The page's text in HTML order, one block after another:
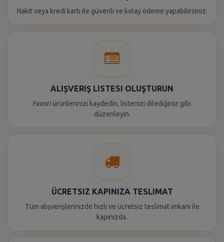
Nakit veya kredi kartı ile güvenli ve kolay ödeme yapabilirsiniz.
ALIŞVERIŞ LISTESI OLUŞTURUN
Favori ürünlerinizi kaydedin, listenizi dilediğiniz gibi
düzenleyin.
ÜCRETSIZ KAPINIZA TESLIMAT
Tüm alışverişlerinizde hızlı ve ücretsiz teslimat imkanı ile
kapınızda.